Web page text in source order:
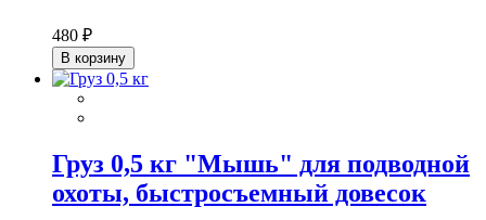
480 ₽
В корзину
Груз 0,5 кг "Мышь" для подводной
охоты, быстросъемный довесок